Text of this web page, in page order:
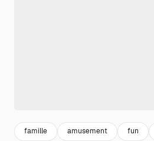
famille amusement fun